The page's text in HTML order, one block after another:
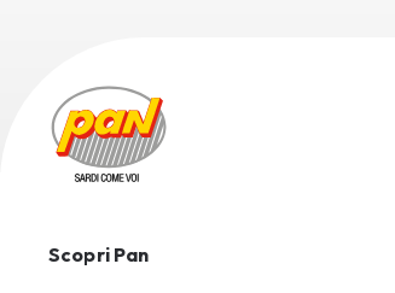
Scopri Pan